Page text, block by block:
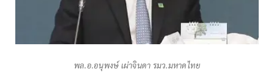
พล.อ.อนุพงษ์ เผ่าจินดา รมว.มหาดไทย